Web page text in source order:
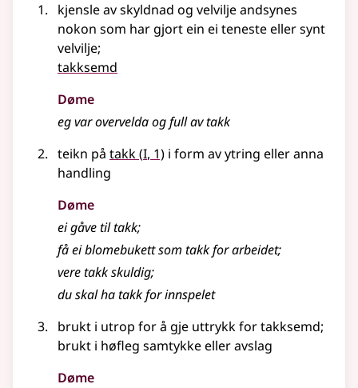
kjensle av skyldnad og velvilje andsynes
nokon som har gjort ein ei teneste eller synt
velvilje;
takksemd
Døme
eg var overvelda og full av takk
teikn på takk(1
I, 1) i form av ytring eller anna
handling
Døme
ei gåve til takk;
få ei blomebukett som takk for arbeidet;
vere takk skuldig;
du skal ha takk for innspelet
brukt i utrop for å gje uttrykk for takksemd;
brukt i høfleg samtykke eller avslag
Døme